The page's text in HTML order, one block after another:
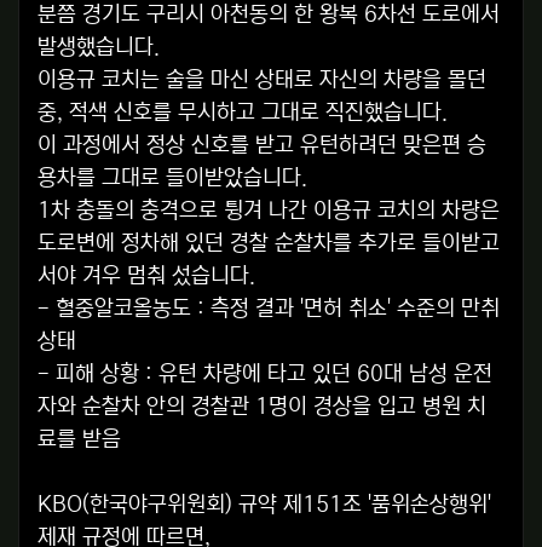
분쯤 경기도 구리시 아천동의 한 왕복 6차선 도로에서
발생했습니다.
이용규 코치는 술을 마신 상태로 자신의 차량을 몰던
중, 적색 신호를 무시하고 그대로 직진했습니다.
이 과정에서 정상 신호를 받고 유턴하려던 맞은편 승
용차를 그대로 들이받았습니다.
1차 충돌의 충격으로 튕겨 나간 이용규 코치의 차량은
도로변에 정차해 있던 경찰 순찰차를 추가로 들이받고
서야 겨우 멈춰 섰습니다.
- 혈중알코올농도 : 측정 결과 '면허 취소' 수준의 만취
상태
- 피해 상황 : 유턴 차량에 타고 있던 60대 남성 운전
자와 순찰차 안의 경찰관 1명이 경상을 입고 병원 치
료를 받음
KBO(한국야구위원회) 규약 제151조 '품위손상행위'
제재 규정에 따르면,